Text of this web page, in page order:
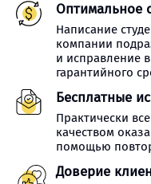
Оптимальное
Написание
компании
и исправление
гарантийного
Бесплатные
Практически
качеством
помощью
Доверие